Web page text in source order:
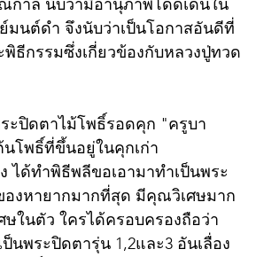
กาล นับว่ามีอานุภาพโดดเด่นใน
นต์ดำ จึงนับว่าเป็นโอกาสอันดีที่
ธีกรรมซึ่งเกี่ยวข้องกับหลวงปู่ทวด
ะปิดตาไม้โพธิ์รอดคุก "ครูบา
โพธิ์ที่ขึ้นอยู่ในคุกเก่า
ได้ทำพิธีพลีขอเอามาทำเป็นพระ
องหายากมากที่สุด มีคุณวิเศษมาก
ในตัว ใครได้ครอบครองถือว่า
นพระปิดตารุ่น 1,2และ3 อันเลื่อง